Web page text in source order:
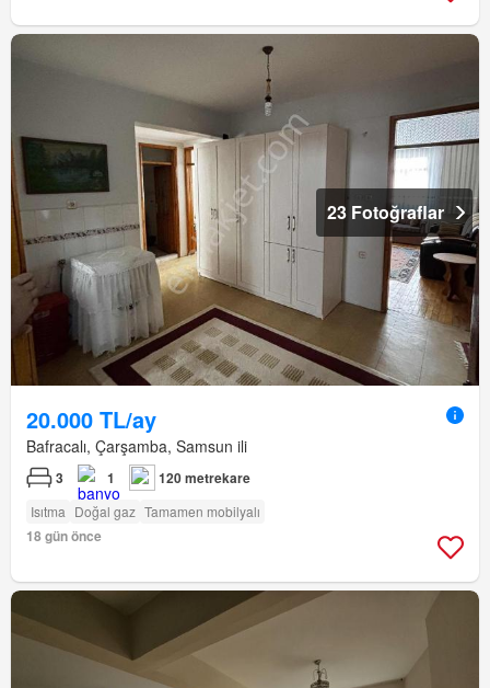
23 Fotoğraflar
20.000 TL/ay
Bafracalı, Çarşamba, Samsun ili
3 1 120 metrekare
Isıtma Doğal gaz Tamamen mobilyalı
18 gün önce